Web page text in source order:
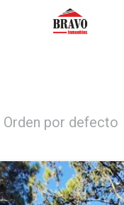
Orden por defecto